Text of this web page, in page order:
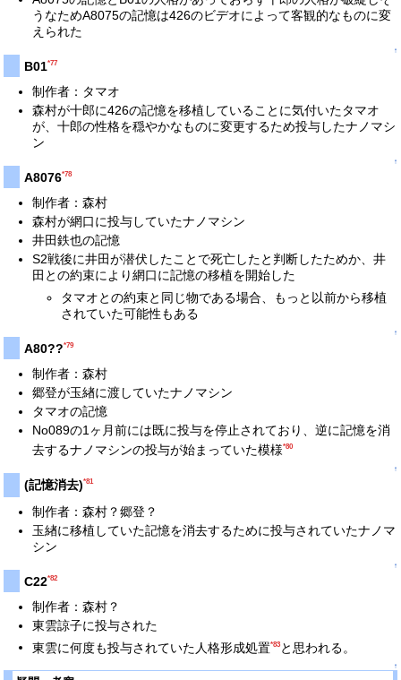
うなためA8075の記憶は426のビデオによって客観的なものに変
えられた
↑
B01*77
制作者：タマオ
森村が十郎に426の記憶を移植していることに気付いたタマオ
が、十郎の性格を穏やかなものに変更するため投与したナノマシ
ン
↑
A8076*78
制作者：森村
森村が網口に投与していたナノマシン
井田鉄也の記憶
S2戦後に井田が潜伏したことで死亡したと判断したためか、井
田との約束により網口に記憶の移植を開始した
タマオとの約束と同じ物である場合、もっと以前から移植
されていた可能性もある
↑
A80??*79
制作者：森村
郷登が玉緖に渡していたナノマシン
タマオの記憶
No089の1ヶ月前には既に投与を停止されており、逆に記憶を消
去するナノマシンの投与が始まっていた模様*80
↑
(記憶消去)*81
制作者：森村？郷登？
玉緖に移植していた記憶を消去するために投与されていたナノマ
シン
↑
C22*82
制作者：森村？
東雲諒子に投与された
東雲に何度も投与されていた人格形成処置*83 と思われる。
↑